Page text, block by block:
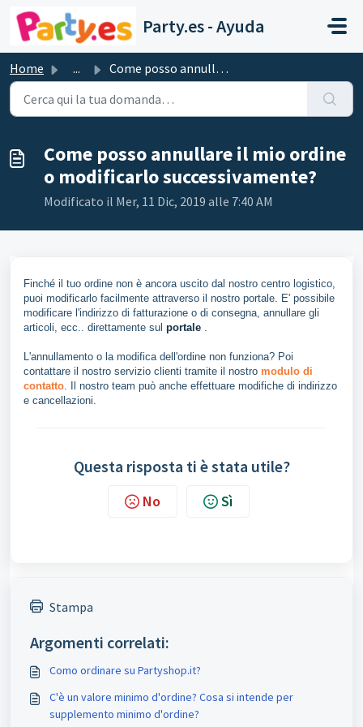
Salta al contenuto principale
Party.es - Ayuda
Home ... Come posso annullare il mio ordine o modificarlo successi...
Come posso annullare il mio ordine
o modificarlo successivamente?
Modificato il Mer, 11 Dic, 2019 alle 7:40 AM
Finché il tuo ordine non è ancora uscito dal nostro centro logistico,
puoi modificarlo facilmente attraverso il nostro portale. E' possibile
modificare l'indirizzo di fatturazione o di consegna, annullare gli
articoli, ecc.. direttamente sul portale .
L'annullamento o la modifica dell'ordine non funziona? Poi
contattare il nostro servizio clienti tramite il nostro modulo di
contatto. Il nostro team può anche effettuare modifiche di indirizzo
e cancellazioni.
Questa risposta ti è stata utile?
No Sì
Stampa
Argomenti correlati:
Como ordinare su Partyshop.it?
C'è un valore minimo d'ordine? Cosa si intende per
supplemento minimo d'ordine?